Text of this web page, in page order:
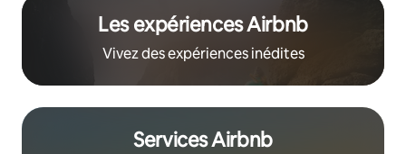
Les expériences Airbnb
Vivez des expériences inédites
Services Airbnb